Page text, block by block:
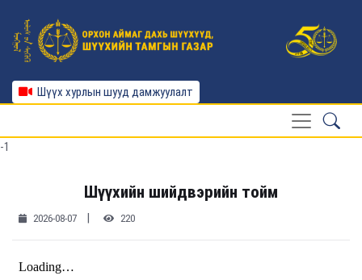
Шүүх хурлын шууд дамжуулалт
-1
Шүүхийн шийдвэрийн тойм
2026-08-07 220